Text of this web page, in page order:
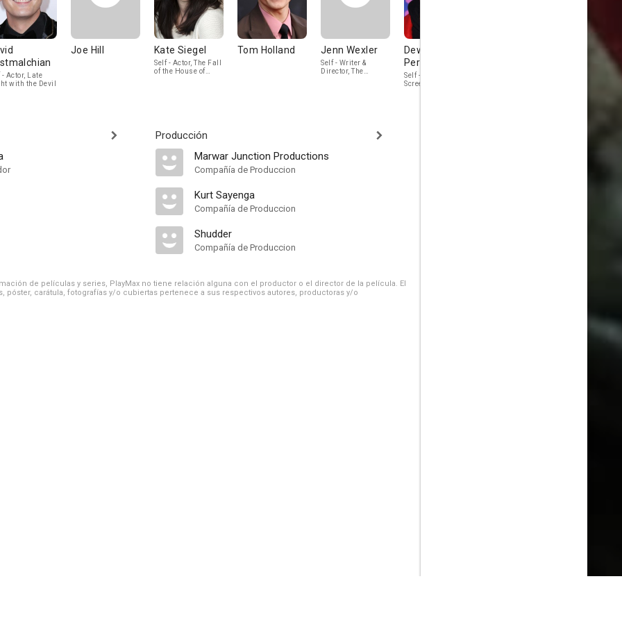
- Actor, Late
with the Devil
Joe Hill Kate Siegel
Self - Actor, The Fall
of the House of
Tom Holland Jenn Wexler
Self - Writer &
Director, The
Dewayne
Perkins
Self - Actor &
Screenwriter, The
Gigi Saul
Guerrero
Producción
Marwar Junction Productions
Compañía de Produccion
Kurt Sayenga
Compañía de Produccion
Shudder
Compañía de Produccion
de películas y series, PlayMax no tiene relación alguna con el productor o el director de la película. El
póster, carátula, fotografías y/o cubiertas pertenece a sus respectivos autores, productoras y/o